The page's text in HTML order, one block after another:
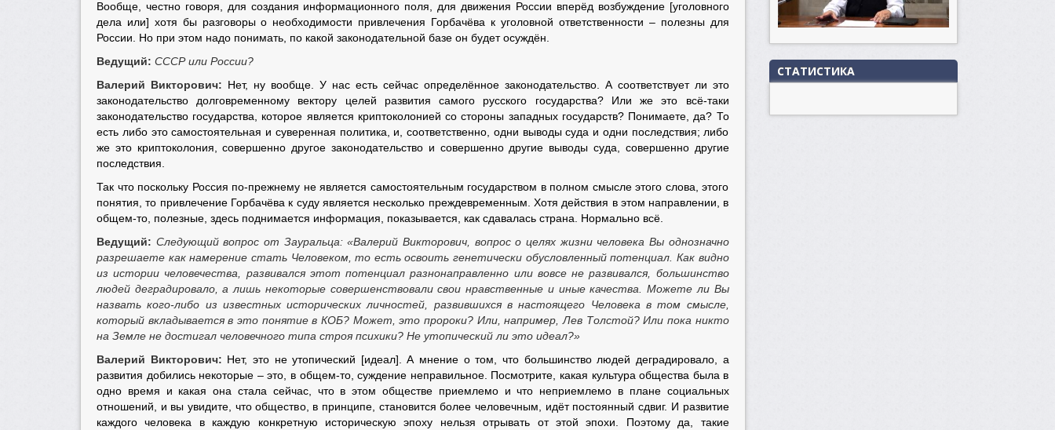
Вообще, честно говоря, для создания информационного поля, для движения России вперёд возбуждение [уголовного
дела или] хотя бы разговоры о необходимости привлечения Горбачёва к уголовной ответственности – полезны для
России. Но при этом надо понимать, по какой законодательной базе он будет осуждён.
Ведущий: СССР или России?
Валерий Викторович: Нет, ну вообще. У нас есть сейчас определённое законодательство. А соответствует ли это
законодательство долговременному вектору целей развития самого русского государства? Или же это всё-таки
законодательство государства, которое является криптоколонией со стороны западных государств? Понимаете, да? То
есть либо это самостоятельная и суверенная политика, и, соответственно, одни выводы суда и одни последствия; либо
же это криптоколония, совершенно другое законодательство и совершенно другие выводы суда, совершенно другие
последствия.
Так что поскольку Россия по-прежнему не является самостоятельным государством в полном смысле этого слова, этого
понятия, то привлечение Горбачёва к суду является несколько преждевременным. Хотя действия в этом направлении, в
общем-то, полезные, здесь поднимается информация, показывается, как сдавалась страна. Нормально всё.
Ведущий: Следующий вопрос от Зауральца: «Валерий Викторович, вопрос о целях жизни человека Вы однозначно
разрешаете как намерение стать Человеком, то есть освоить генетически обусловленный потенциал. Как видно
из истории человечества, развивался этот потенциал разнонаправленно или вовсе не развивался, большинство
людей деградировало, а лишь некоторые совершенствовали свои нравственные и иные качества. Можете ли Вы
назвать кого-либо из известных исторических личностей, развившихся в настоящего Человека в том смысле,
который вкладывается в это понятие в КОБ? Может, это пророки? Или, например, Лев Толстой? Или пока никто
на Земле не достигал человечного типа строя психики? Не утопический ли это идеал?»
Валерий Викторович: Нет, это не утопический [идеал]. А мнение о том, что большинство людей деградировало, а
развития добились некоторые – это, в общем-то, суждение неправильное. Посмотрите, какая культура общества была в
одно время и какая она стала сейчас, что в этом обществе приемлемо и что неприемлемо в плане социальных
отношений, и вы увидите, что общество, в принципе, становится более человечным, идёт постоянный сдвиг. И развитие
каждого человека в каждую конкретную историческую эпоху нельзя отрывать от этой эпохи. Поэтому да, такие
СТАТИСТИКА